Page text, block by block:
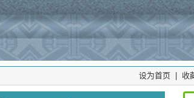
设为首页 收